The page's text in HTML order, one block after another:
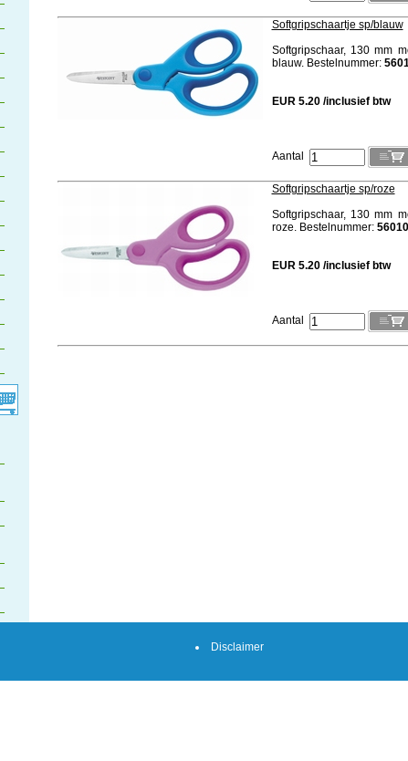
Softgripschaartje sp/blauw
Softgripschaar, 130 mm
blauw. Bestelnummer:
EUR 5.20 /inclusief btw
Aantal
Softgripschaartje sp/roze
Softgripschaar, 130 mm
roze. Bestelnummer:
EUR 5.20 /inclusief btw
Aantal
Disclaimer